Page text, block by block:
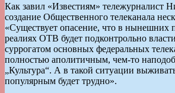
Как завил «Известиям» тележурналист
создание Общественного телеканала
«Существует опасение, что в нынешних
реалиях ОТВ будет подконтрольно
суррогатом основных федеральных
полностью аполитичным, чем-то
„Культура“. А в такой ситуации
популярным будет трудно».